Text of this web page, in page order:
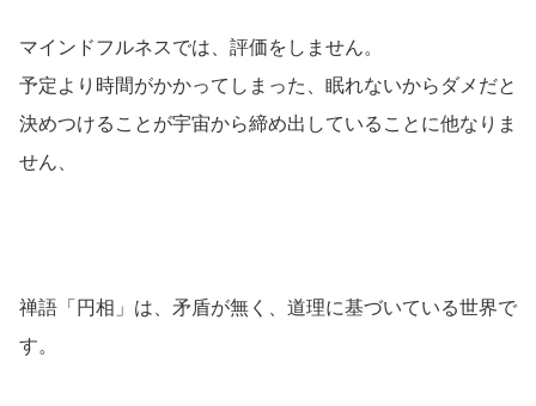
マインドフルネスでは、評価をしません。
予定より時間がかかってしまった、眠れないからダメだと
決めつけることが宇宙から締め出していることに他なりま
せん、
禅語「円相」は、矛盾が無く、道理に基づいている世界で
す。